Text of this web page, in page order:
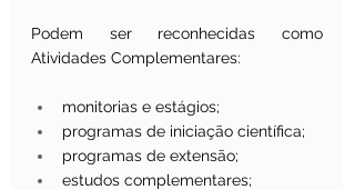
Podem ser reconhecidas como
Atividades Complementares:
monitorias e estágios;
programas de iniciação científica;
programas de extensão;
estudos complementares;